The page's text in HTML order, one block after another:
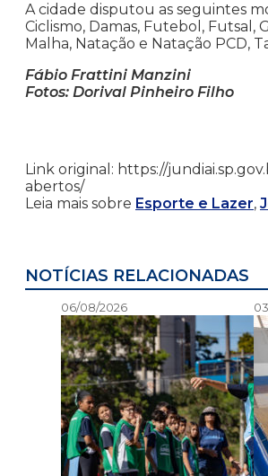
A cidade disputou as seguintes
Ciclismo, Damas, Futebol, Futsal,
Malha, Natação e Natação PCD,
Fábio Frattini Manzini
Fotos: Dorival Pinheiro Filho
Link original: https://
abertos/
Leia mais sobre Esporte e Lazer,
NOTÍCIAS RELACIONADAS
06/08/2026